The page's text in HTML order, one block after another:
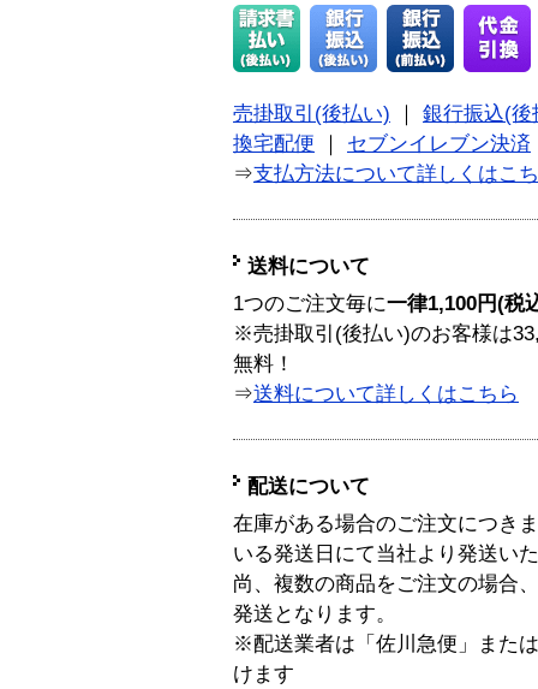
売掛取引(後払い)
銀行振込(後
換宅配便
セブンイレブン決済
⇒支払方法について詳しくはこ
送料について
1つのご注文毎に一律1,100円(税
※売掛取引(後払い)のお客様は
無料！
⇒送料について詳しくはこちら
配送について
在庫がある場合のご注文につき
いる発送日にて当社より発送い
尚、複数の商品をご注文の場合
発送となります。
※配送業者は「佐川急便」また
けます